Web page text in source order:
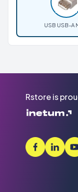
USB USB-A
Rstore is